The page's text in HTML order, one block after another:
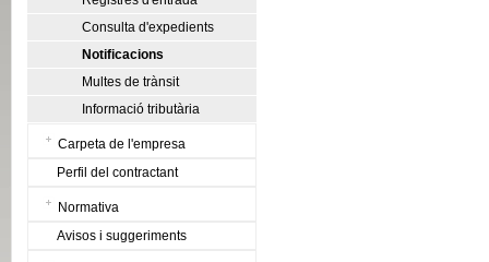
Consulta d'expedients
Notificacions
Multes de trànsit
Informació tributària
Carpeta de l'empresa
Perfil del contractant
Normativa
Avisos i suggeriments